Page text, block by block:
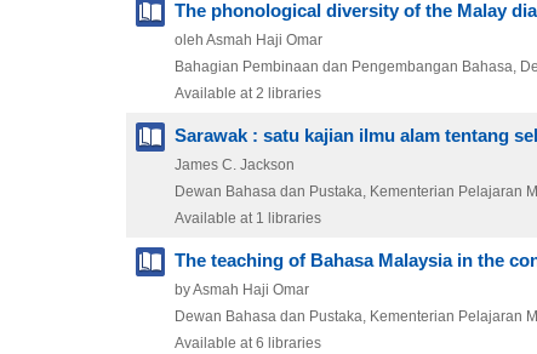
The phonological diversity of the Malay
oleh Asmah Haji Omar
Bahagian Pembinaan dan Pengembangan Bahasa,
Available at 2 libraries
Sarawak : satu kajian ilmu alam tentang
James C. Jackson
Dewan Bahasa dan Pustaka, Kementerian Pelajaran
Available at 1 libraries
The teaching of Bahasa Malaysia in the
by Asmah Haji Omar
Dewan Bahasa dan Pustaka, Kementerian Pelajaran
Available at 6 libraries